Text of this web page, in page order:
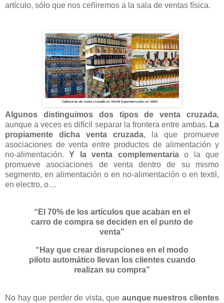
artículo, sólo que nos ceñiremos a la sala de ventas física.
Algunos distinguimos dos tipos de venta cruzada,
aunque a veces es difícil separar la frontera entre ambas. La
propiamente dicha venta cruzada, la que promueve
asociaciones de venta entre productos de alimentación y
no-alimentación.Y la venta complementariao la que
promueve asociaciones de venta dentro de su mismo
segmento, en alimentación o en no-alimentación o en textil,
en electro, o…
“El 70% de los artículos que acaban en el
carro de compra se deciden en el punto de
venta”
“Hay que crear disrupciones en el modo
piloto automático llevan los clientes cuando
realizan su compra”
No hay que perder de vista, que aunque nuestros clientes